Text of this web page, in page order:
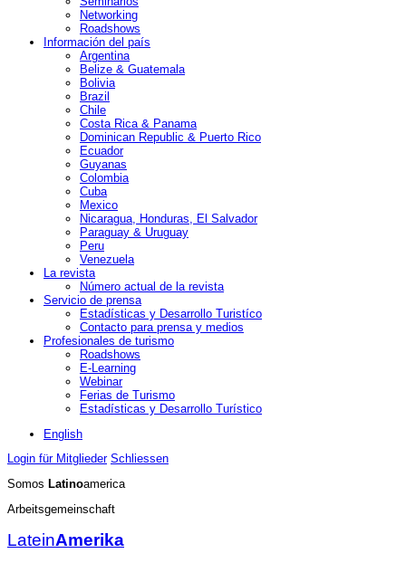
Networking
Roadshows
Información del país
Argentina
Belize & Guatemala
Bolivia
Brazil
Chile
Costa Rica & Panama
Dominican Republic & Puerto Rico
Ecuador
Guyanas
Colombia
Cuba
Mexico
Nicaragua, Honduras, El Salvador
Paraguay & Uruguay
Peru
Venezuela
La revista
Número actual de la revista
Servicio de prensa
Estadísticas y Desarrollo Turistíco
Contacto para prensa y medios
Profesionales de turismo
Roadshows
E-Learning
Webinar
Ferias de Turismo
Estadísticas y Desarrollo Turístico
English
Login für Mitglieder Schliessen
Somos Latinoamerica
Arbeitsgemeinschaft
LateinAmerika